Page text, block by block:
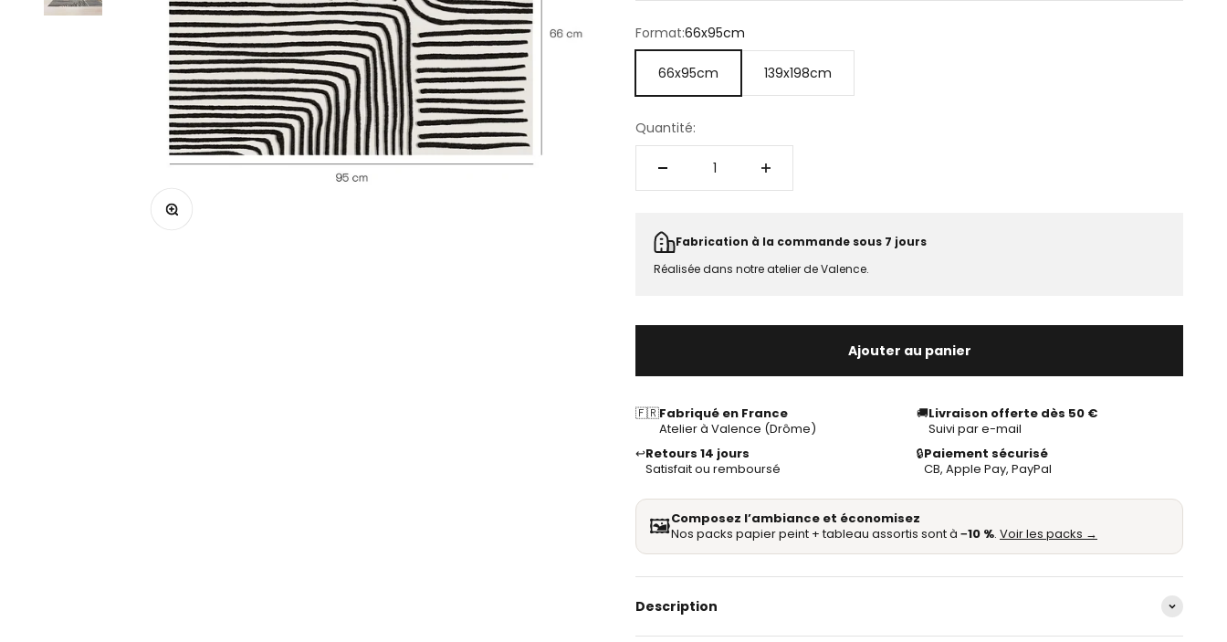
Zoomer sur l'image
Format:66x95cm
139x198cm
66x95cm
Quantité:
Fabrication à la commande sous 7 jours
Réalisée dans notre atelier de Valence.
Ajouter au panier
🇫🇷Fabriqué en France
Atelier à Valence (Drôme)
🚚Livraison offerte dès 50 €
Suivi par e-mail
↩️Retours 14 jours
Satisfait ou remboursé
🔒Paiement sécurisé
CB, Apple Pay, PayPal
🖼️Composez l’ambiance et économisez
Nos packs papier peint + tableau assortis sont à −10 %. Voir les packs →
Description